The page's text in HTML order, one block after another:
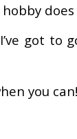
got to
you can!